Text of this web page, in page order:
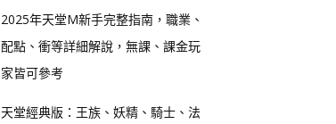
2025年天堂M新手完整指南，職業、
配點、衝等詳細解說，無課、課金玩
家皆可參考
天堂經典版：王族、妖精、騎士、法